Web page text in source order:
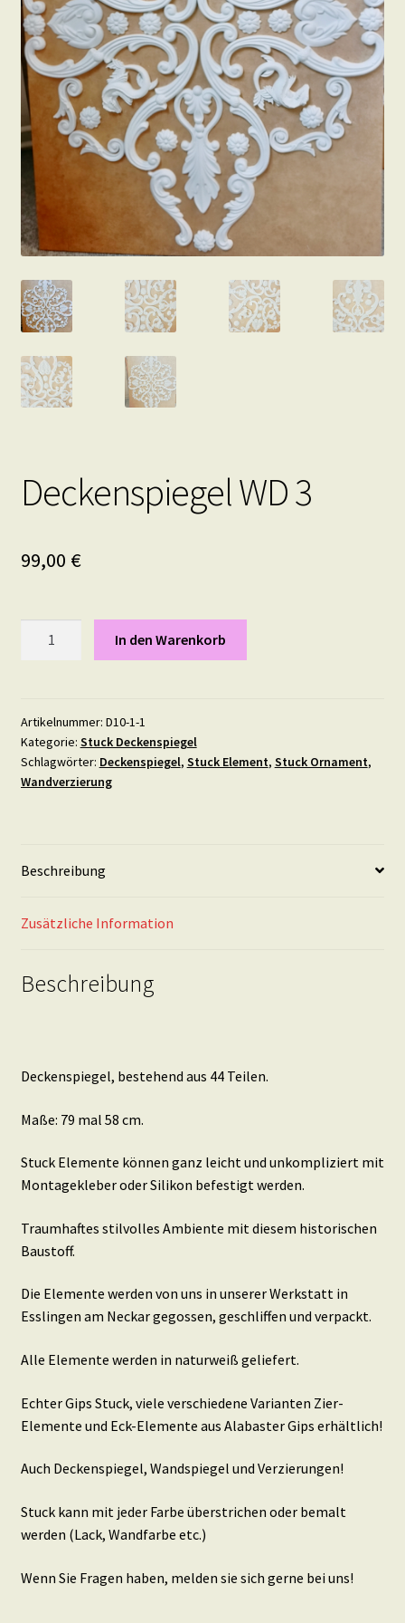
Deckenspiegel WD 3
99,00 €
In den Warenkorb
Artikelnummer: D10-1-1
Kategorie: Stuck Deckenspiegel
Schlagwörter: Deckenspiegel, Stuck Element, Stuck Ornament,
Wandverzierung
Beschreibung
Zusätzliche Information
Beschreibung
Deckenspiegel, bestehend aus 44 Teilen.
Maße: 79 mal 58 cm.
Stuck Elemente können ganz leicht und unkompliziert mit
Montagekleber oder Silikon befestigt werden.
Traumhaftes stilvolles Ambiente mit diesem historischen
Baustoff.
Die Elemente werden von uns in unserer Werkstatt in
Esslingen am Neckar gegossen, geschliffen und verpackt.
Alle Elemente werden in naturweiß geliefert.
Echter Gips Stuck, viele verschiedene Varianten Zier-
Elemente und Eck-Elemente aus Alabaster Gips erhältlich!
Auch Deckenspiegel, Wandspiegel und Verzierungen!
Stuck kann mit jeder Farbe überstrichen oder bemalt
werden (Lack, Wandfarbe etc.)
Wenn Sie Fragen haben, melden sie sich gerne bei uns!